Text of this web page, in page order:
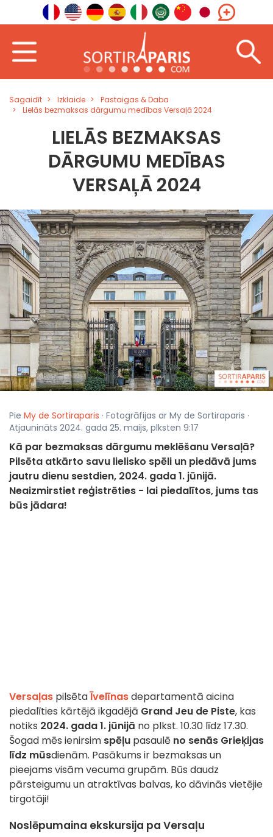
Sagaidīt Izklaide
Pastaigas & Daba
Lielās bezmaksas dārgumu medības Versaļā 2024
LIELĀS BEZMAKSAS
DĀRGUMU MEDĪBAS
VERSAĻĀ 2024
Pie My de Sortiraparis · Fotogrāfijas ar My de Sortiraparis ·
Atjaunināts 2024. gada 25. maijs, plksten 9:17
Kā par bezmaksas dārgumu meklēšanu Versaļā?
Pilsēta atkārto savu lielisko spēli un piedāvā jums
jautru dienu sestdien, 2024. gada 1. jūnijā.
Neaizmirstiet reģistrēties - lai piedalītos, jums tas
būs jādara!
Versaļas pilsētaĪvelīnasdepartamentā aicina
piedalīties kārtējā ikgadējā Grand Jeu de Piste, kas
notiks 2024. gada 1. jūnijā no plkst. 10.30 līdz 17.30.
Šogad mēs ienirsim spēļu pasaulē no senās Grieķijas
līdz mūsdienām. Pasākums ir bezmaksas un
pieejams visām vecuma grupām. Būs daudz
pārsteigumu un atraktīvas balvas, ko dāvinās vietējie
tirgotāji!
Noslēpumaina ekskursija pa Versaļu